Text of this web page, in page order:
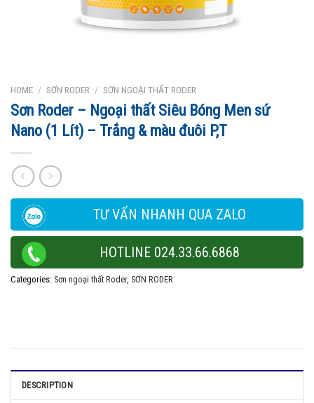
HOME / SƠN RODER / SƠN NGOẠI THẤT RODER
Sơn Roder – Ngoại thất Siêu Bóng Men sứ
Nano (1 Lít) – Trắng & màu đuôi P,T
TƯ VẤN NHANH QUA ZALO
HOTLINE 024.33.66.6868
Categories: Sơn ngoại thất Roder, SƠN RODER
DESCRIPTION